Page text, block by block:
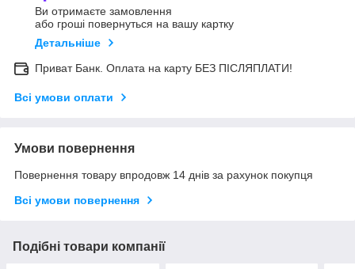
Ви отримаєте замовлення
або гроші повернуться на вашу картку
Детальніше
Приват Банк. Оплата на карту БЕЗ ПІСЛЯПЛАТИ!
Всі умови оплати
Умови повернення
Повернення товару впродовж 14 днів за рахунок покупця
Всі умови повернення
Подібні товари компанії